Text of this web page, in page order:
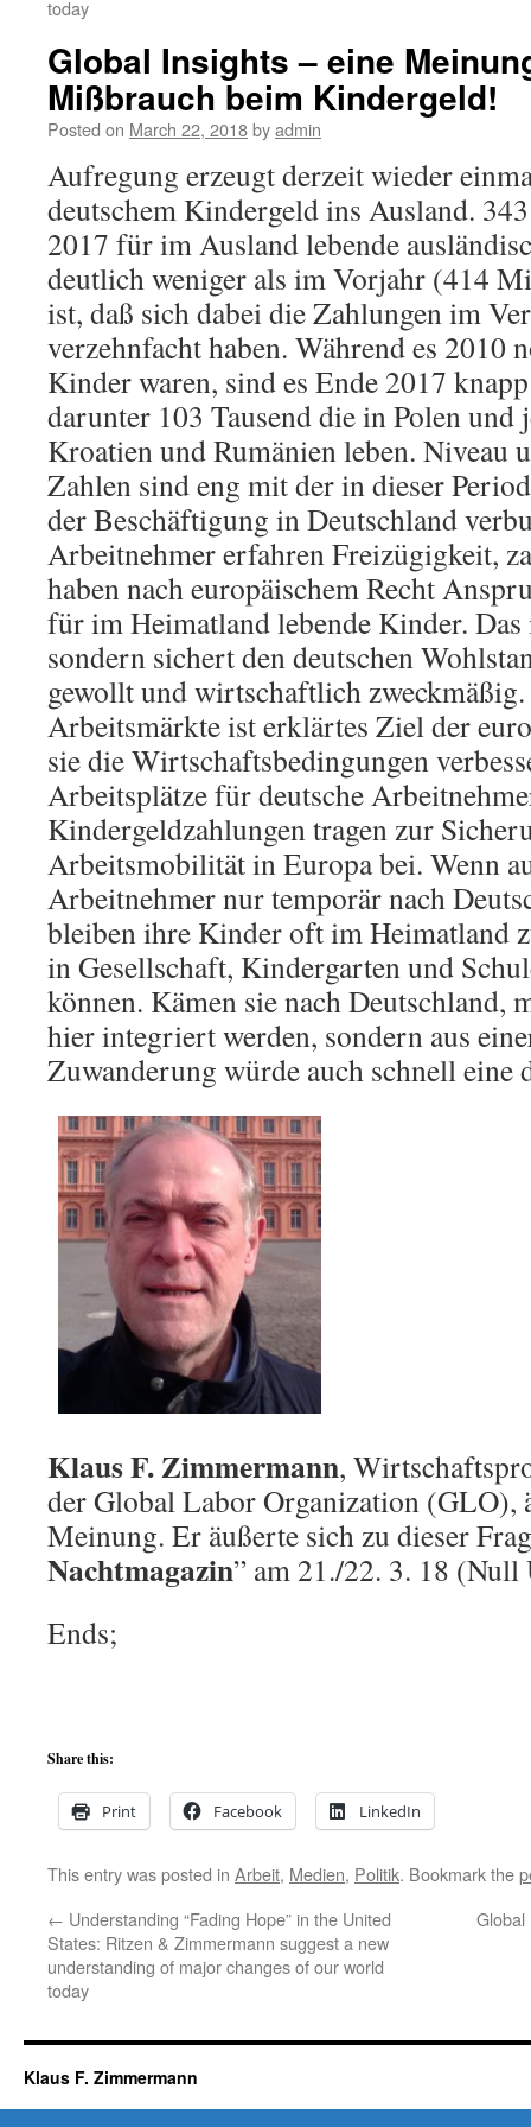
today
Global Insights – eine
Mißbrauch beim Kindergeld!
Posted on March 22, 2018byadmin
Aufregung erzeugt derzeit wieder
deutschem Kindergeld ins Ausland.
2017 für im Ausland lebende
deutlich weniger als im Vorjahr (414
ist, daß sich dabei die Zahlungen im
verzehnfacht haben. Während es 2010
Kinder waren, sind es Ende 2017
darunter 103 Tausend die in Polen und
Kroatien und Rumänien leben. Niveau
Zahlen sind eng mit der in dieser
der Beschäftigung in Deutschland
Arbeitnehmer erfahren Freizügigkeit,
haben nach europäischem Recht
für im Heimatland lebende Kinder.
sondern sichert den deutschen
gewollt und wirtschaftlich
Arbeitsmärkte ist erklärtes Ziel der
sie die Wirtschaftsbedingungen
Arbeitsplätze für deutsche
Kindergeldzahlungen tragen zur
Arbeitsmobilität in Europa bei. Wenn
Arbeitnehmer nur temporär nach
bleiben ihre Kinder oft im Heimatland
in Gesellschaft, Kindergarten und
können. Kämen sie nach Deutschland,
hier integriert werden, sondern aus
Zuwanderung würde auch schnell eine
Klaus F. Zimmermann,
der Global Labor Organization (GLO),
Meinung. Er äußerte sich zu dieser
Nachtmagazin” am 21./22. 3. 18 (Null
Ends;
Share this:
Print Facebook LinkedIn
This entry was posted in Arbeit, Medien, Politik. Bookmark the
← Understanding “Fading Hope” in the United
States: Ritzen & Zimmermann suggest a new
understanding of major changes of our world
today
Global
Klaus F. Zimmermann